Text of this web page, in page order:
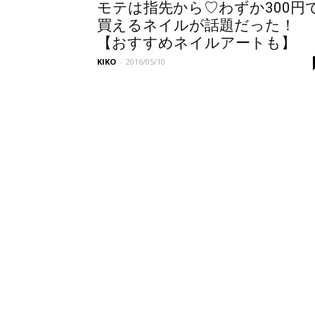
モテは指先から♡わずか300円
買えるネイルが話題だった！
【おすすめネイルアートも】
KIKO - 2016/05/10